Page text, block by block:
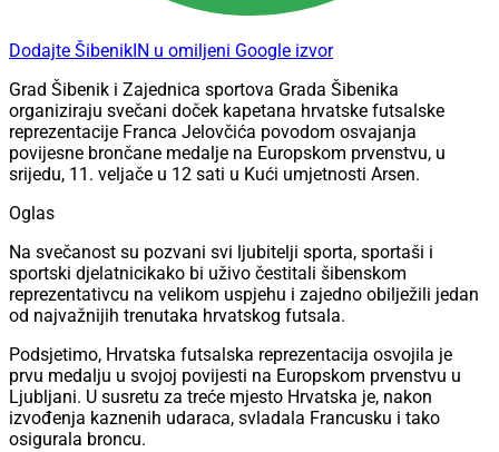
Dodajte ŠibenikIN u omiljeni Google izvor
Grad Šibenik i Zajednica sportova Grada Šibenika
organiziraju svečani doček kapetana hrvatske futsalske
reprezentacije Franca Jelovčića povodom osvajanja
povijesne brončane medalje na Europskom prvenstvu, u
srijedu, 11. veljače u 12 sati u Kući umjetnosti Arsen.
Oglas
Na svečanost su pozvani svi ljubitelji sporta, sportaši i
sportski djelatnicikako bi uživo čestitali šibenskom
reprezentativcu na velikom uspjehu i zajedno obilježili jedan
od najvažnijih trenutaka hrvatskog futsala.
Podsjetimo, Hrvatska futsalska reprezentacija osvojila je
prvu medalju u svojoj povijesti na Europskom prvenstvu u
Ljubljani. U susretu za treće mjesto Hrvatska je, nakon
izvođenja kaznenih udaraca, svladala Francusku i tako
osigurala broncu.